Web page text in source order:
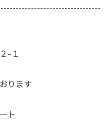
−１
ります
ト